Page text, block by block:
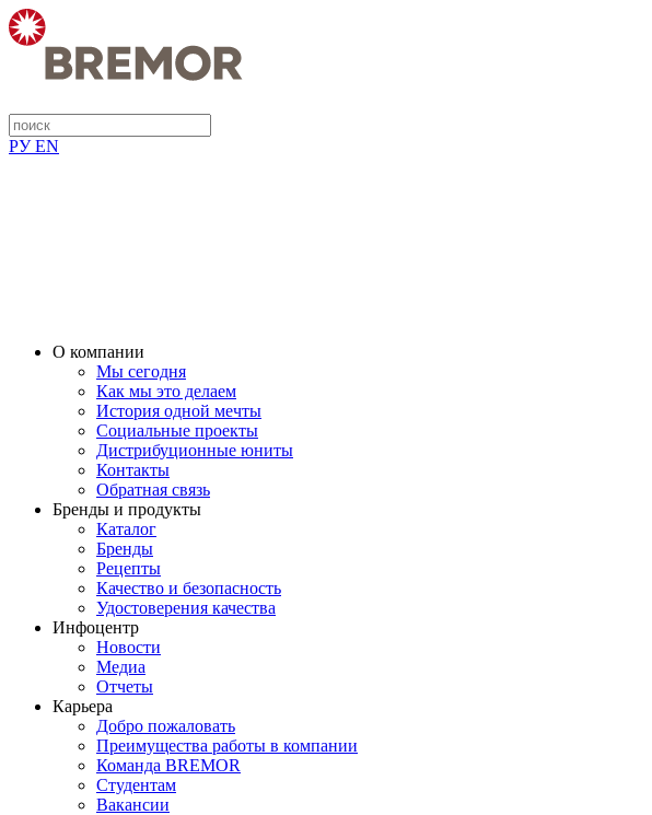
РУ EN
О компании
Мы сегодня
Как мы это делаем
История одной мечты
Социальные проекты
Дистрибуционные юниты
Контакты
Обратная связь
Бренды и продукты
Каталог
Бренды
Рецепты
Качество и безопасность
Удостоверения качества
Инфоцентр
Новости
Медиа
Отчеты
Карьера
Добро пожаловать
Преимущества работы в компании
Команда BREMOR
Студентам
Вакансии